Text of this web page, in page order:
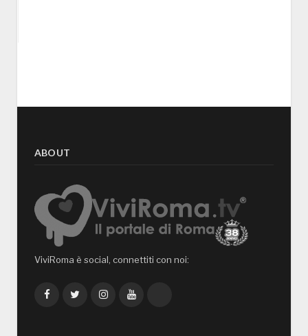
ABOUT
ViviRoma è social, connettiti con noi:
FacebookTwitterInstagramYouTube